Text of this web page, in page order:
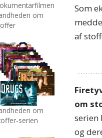
om
om
serien
Som
af
om
serien
og